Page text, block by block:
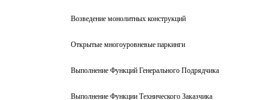
Возведение монолитных конструкций
Открытые многоуровневые паркинги
Выполнение Функций Генерального Подрядчика
Выполнение Функции Технического Заказчика